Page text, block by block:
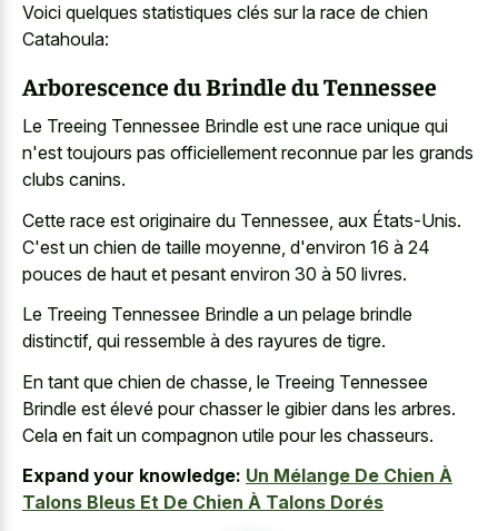
Voici quelques statistiques clés sur la race de chien
Catahoula:
Arborescence du Brindle du Tennessee
Le Treeing Tennessee Brindle est une race unique qui
n'est toujours pas officiellement reconnue par les grands
clubs canins.
Cette race est originaire du Tennessee, aux États-Unis.
C'est un chien de taille moyenne, d'environ 16 à 24
pouces de haut et pesant environ 30 à 50 livres.
Le Treeing Tennessee Brindle a un pelage brindle
distinctif, qui ressemble à des rayures de tigre.
En tant que chien de chasse, le Treeing Tennessee
Brindle est élevé pour chasser le gibier dans les arbres.
Cela en fait un compagnon utile pour les chasseurs.
Expand your knowledge: Un Mélange De Chien À
Talons Bleus Et De Chien À Talons Dorés